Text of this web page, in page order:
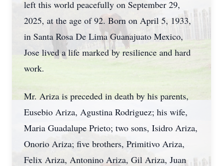
left this world peacefully on September 29,
2025, at the age of 92. Born on April 5, 1933,
in Santa Rosa De Lima Guanajuato Mexico,
Jose lived a life marked by resilience and hard
work.
Mr. Ariza is preceded in death by his parents,
Eusebio Ariza, Agustina Rodriguez; his wife,
Maria Guadalupe Prieto; two sons, Isidro Ariza,
Onorio Ariza; five brothers, Primitivo Ariza,
Felix Ariza, Antonino Ariza, Gil Ariza, Juan